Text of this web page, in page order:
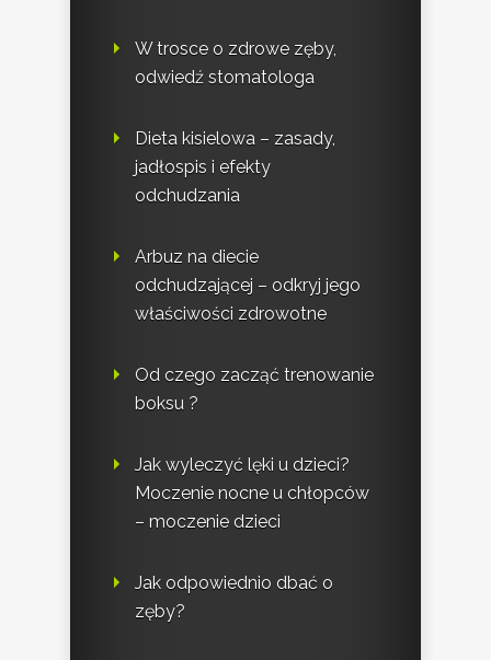
W trosce o zdrowe zęby,
odwiedź stomatologa
Dieta kisielowa – zasady,
jadłospis i efekty
odchudzania
Arbuz na diecie
odchudzającej – odkryj jego
właściwości zdrowotne
Od czego zacząć trenowanie
boksu ?
Jak wyleczyć lęki u dzieci?
Moczenie nocne u chłopców
– moczenie dzieci
Jak odpowiednio dbać o
zęby?